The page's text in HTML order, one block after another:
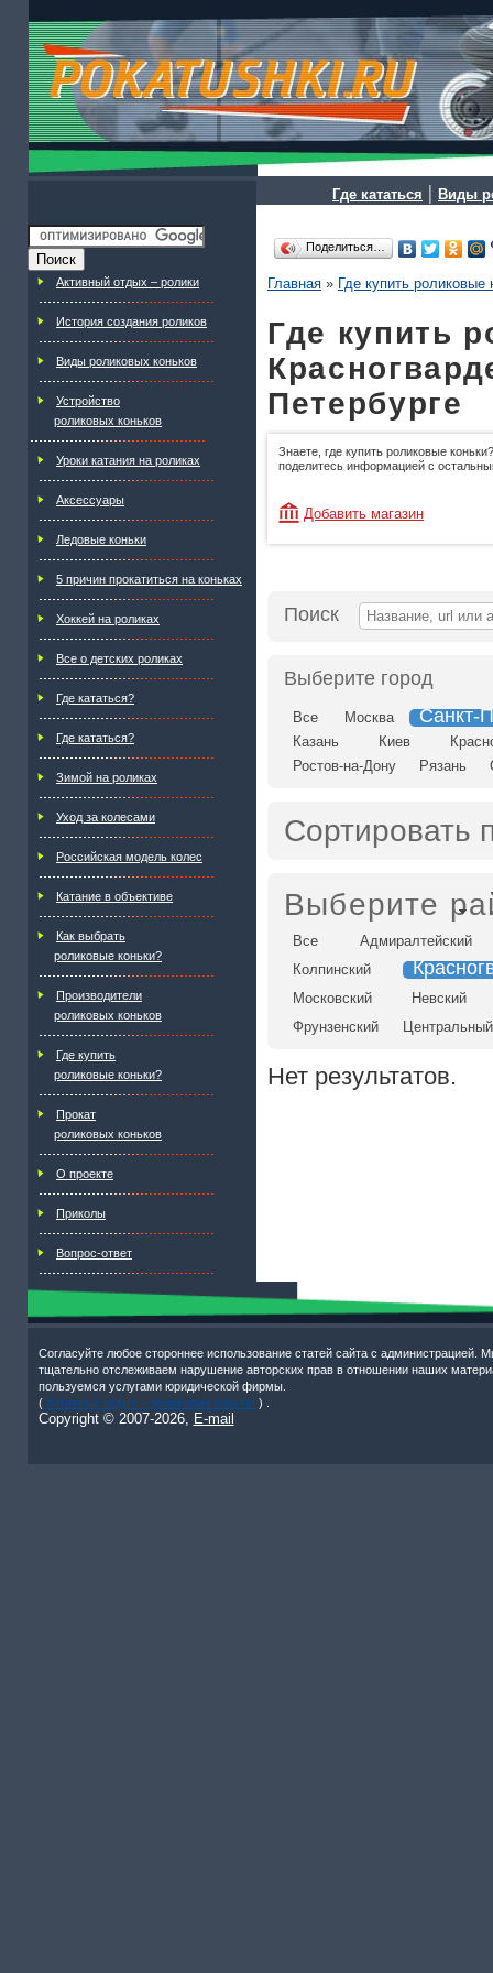
Где кататься | Виды
Активный отдых – ролики
История создания роликов
Виды роликовых коньков
Устройство
роликовых коньков
Уроки катания на роликах
Аксессуары
Ледовые коньки
5 причин прокатиться на коньках
Хоккей на роликах
Все о детских роликах
Где кататься?
Где кататься?
Зимой на роликах
Уход за колесами
Российская модель колес
Катание в объективе
Как выбрать
роликовые коньки?
Производители
роликовых коньков
Где купить
роликовые коньки?
Прокат
роликовых коньков
О проекте
Приколы
Вопрос-ответ
Поделиться…
Главная » Где купить роликовые
Где купить
Петербурге
Знаете, где купить роликовые
поделитесь информацией с
Добавить магазин
Поиск
Выберите город
Все Москва Санкт-
Казань Киев
Ростов-на-Дону
Рязань
Сортировать
Выберите
Все
Адмиралтейский
Колпинский
Московский
Невский
Фрунзенский
Центральный
Нет результатов.
Согласуйте любое стороннее использование статей сайта с администрацией.
тщательно отслеживаем нарушение авторских прав в отношении наших
пользуемся услугами юридической фирмы.
(Активный отдых – роликовые коньки! ) .
Copyright © 2007-2026, E-mail